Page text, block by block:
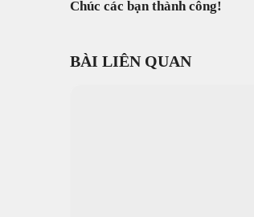
Chúc các bạn thành công!
BÀI LIÊN QUAN